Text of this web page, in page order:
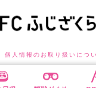
個人情報のお取り扱いにつ
YAMANASHI . ALL